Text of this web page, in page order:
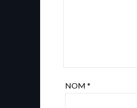
NOM*